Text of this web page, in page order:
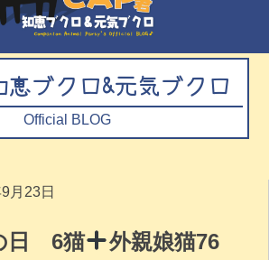
恵ブクロ&元気ブクロ
Official BLOG
月23日
日 6猫 外親娘猫76